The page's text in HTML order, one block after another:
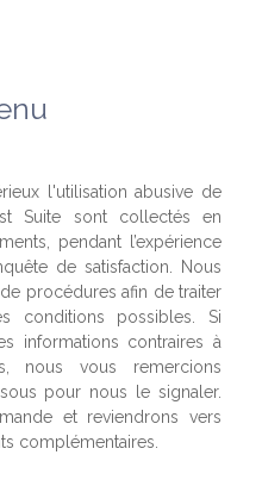
l'utilisation abusive de
Suite sont collectés en
pendant l’expérience
de satisfaction. Nous
procédures afin de traiter
conditions possibles. Si
informations contraires à
nous vous remercions
pour nous le signaler.
et reviendrons vers
complémentaires.